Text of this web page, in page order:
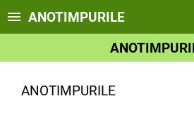
ANOTIMPURILE
ANOTIMPURILE